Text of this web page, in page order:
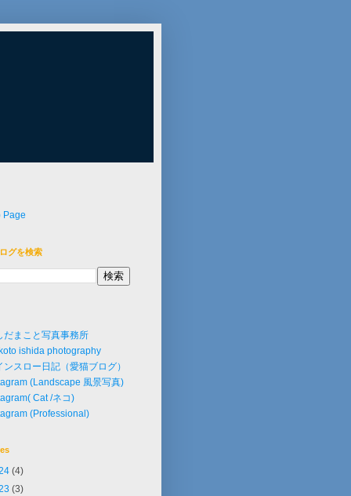
Page
グを検索
だまこと写真事務所
ishida photography
ンスロー日記（愛猫ブログ）
(Landscape 風景写真)
Cat /ネコ)
(Professional)
(4)
(3)